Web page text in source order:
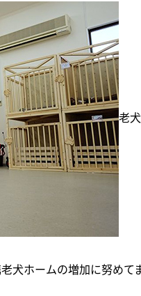
老
犬ホームの増加に努めて